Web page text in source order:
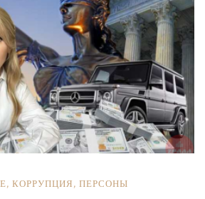
, КОРРУПЦИЯ, ПЕРСОНЫ